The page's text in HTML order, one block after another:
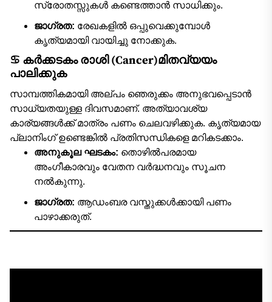
സ്രോതസ്സുകൾ കണ്ടെത്താൻ സാധിക്കും.
ജാഗ്രത: രേഖകളിൽ ഒപ്പുവെക്കുമ്പോൾ
കൃത്യമായി വായിച്ചു നോക്കുക.
♋ കർക്കടകം രാശി (Cancer)മിതവ്യയം
പാലിക്കുക
സാമ്പത്തികമായി അല്പം ഞെരുക്കം അനുഭവപ്പെടാൻ
സാധ്യതയുള്ള ദിവസമാണ്. അത്യാവശ്യ
കാര്യങ്ങൾക്ക് മാത്രം പണം ചെലവഴിക്കുക. കൃത്യമായ
പ്ലാനിംഗ് ഉണ്ടെങ്കിൽ പ്രതിസന്ധികളെ മറികടക്കാം.
അനുകൂല ഘടകം: തൊഴിൽപരമായ
അംഗീകാരവും വേതന വർദ്ധനവും സൂചന
നൽകുന്നു.
ജാഗ്രത: ആഡംബര വസ്തുക്കൾക്കായി പണം
പാഴാക്കരുത്.